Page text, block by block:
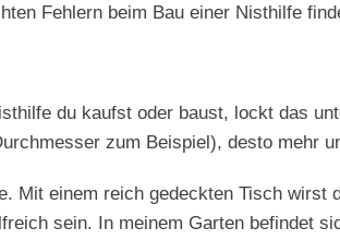
Fehlern beim Bau einer Nisthilfe
du kaufst oder baust, lockt das
zum Beispiel), desto mehr
Mit einem reich gedeckten Tisch wirst
sein. In meinem Garten befindet